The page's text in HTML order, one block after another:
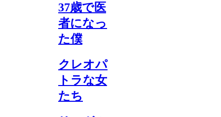
37歳で医
者になっ
た僕
クレオパ
トラな女
たち